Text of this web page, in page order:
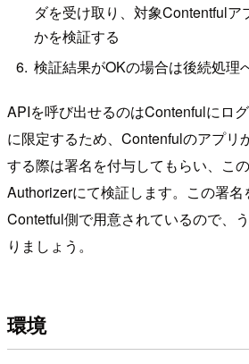
ダを受け取り、対象Contentfulア
かを検証する
検証結果がOKの場合は後続処理
APIを呼び出せるのはContenfulにロ
に限定するため、Contenfulのアプリ
する際は署名を付与してもらい、こ
Authorizerにて検証します。この署
Contetful側で用意されているので、
りましょう。
環境